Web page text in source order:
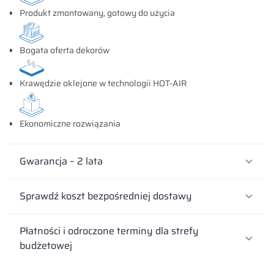
Produkt zmontowany, gotowy do użycia
Bogata oferta dekorów
Krawędzie oklejone w technologii HOT-AIR
Ekonomiczne rozwiązania
Gwarancja – 2 lata
Sprawdź koszt bezpośredniej dostawy
Płatności i odroczone terminy dla strefy
budżetowej